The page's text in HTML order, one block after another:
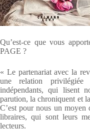
Qu’est-ce que vous
PAGE ?
« Le partenariat avec la
une relation
indépendants, qui lisent
parution, la chroniquent et
C’est pour nous un moyen
libraires, qui sont leurs
lecteurs.